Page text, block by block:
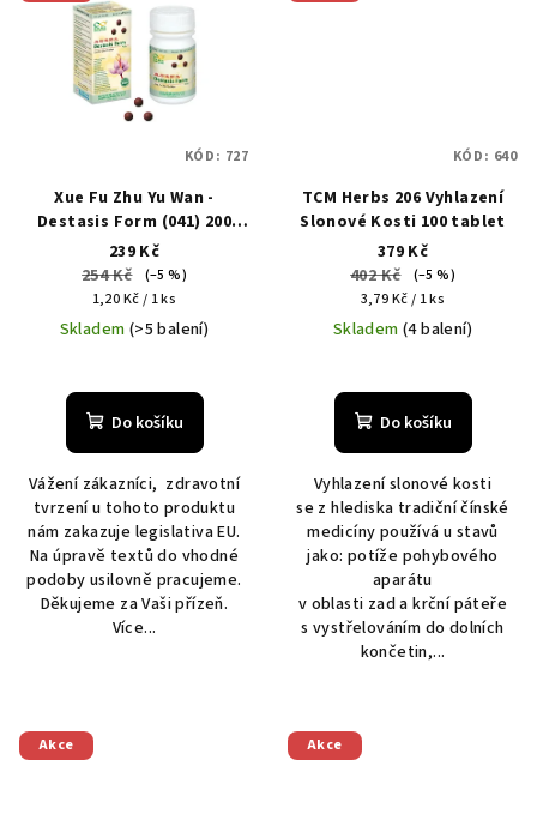
Xue Fu Zhu Yu Wan -
Destasis Form (041) 200
kuliček
239 Kč
254 Kč
(–5 %)
Měrná
cena:
1,20 Kč / 1 ks
Skladem (>5 balení)
Do košíku
Vážení zákazníci, zdravotní
tvrzení u tohoto produktu
nám zakazuje legislativa EU.
Na úpravě textů do vhodné
podoby usilovně pracujeme.
Děkujeme za Vaši přízeň.
Více...
KÓD: 727
TCM Herbs 206 Vyhlazení
Slonové Kosti 100 tablet
379 Kč
402 Kč
(–5 %)
Měrná
cena:
3,79 Kč / 1 ks
Skladem(4 balení)
Do košíku
Vyhlazení slonové kosti
se z hlediska tradiční čínské
medicíny používá u stavů
jako: potíže pohybového
aparátu
v oblasti zad a krční páteře
s vystřelováním do dolních
končetin,...
KÓD: 640
Akce Akce